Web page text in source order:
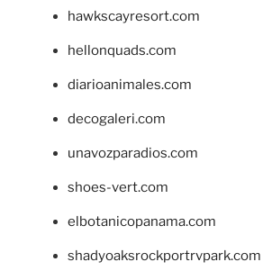
hawkscayresort.com
hellonquads.com
diarioanimales.com
decogaleri.com
unavozparadios.com
shoes-vert.com
elbotanicopanama.com
shadyoaksrockportrvpark.com